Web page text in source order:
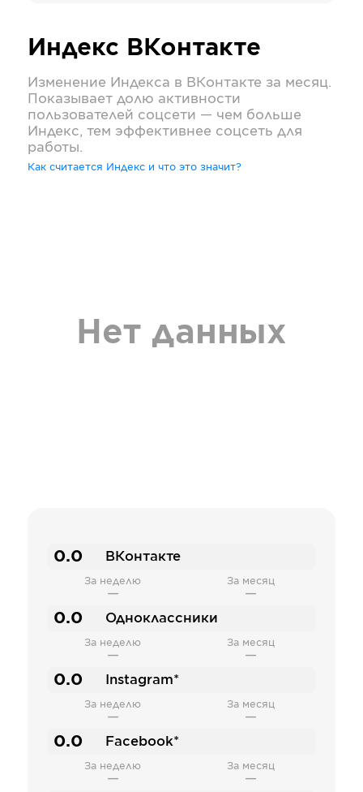
Индекс ВКонтакте
Изменение Индекса в ВКонтакте за месяц.
Показывает долю активности
пользователей соцсети — чем больше
Индекс, тем эффективнее соцсеть для
работы.
Как считается Индекс и что это значит?
Нет данных
0.0 ВКонтакте
За неделю
—
За месяц
—
0.0 Одноклассники
За неделю
—
За месяц
—
0.0 Instagram*
За неделю
—
За месяц
—
0.0 Facebook*
За неделю
—
За месяц
—